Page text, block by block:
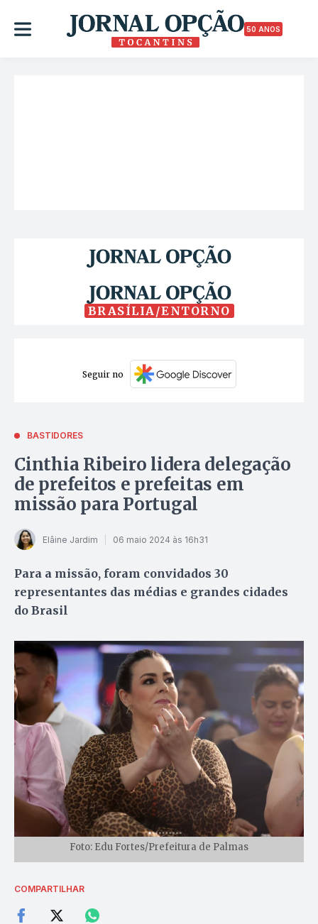
50 ANOS
BRASÍLIA/ENTORNO
Seguir no
BASTIDORES
Cinthia Ribeiro lidera delegação
de prefeitos e prefeitas em
missão para Portugal
Elâine Jardim 06 maio 2024 às 16h31
Para a missão, foram convidados 30
representantes das médias e grandes cidades
do Brasil
Foto: Edu Fortes/Prefeitura de Palmas
COMPARTILHAR